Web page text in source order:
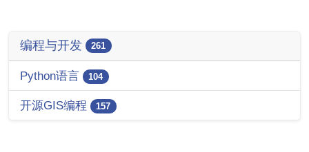
编程与开发 261
Python语言 104
开源GIS编程 157